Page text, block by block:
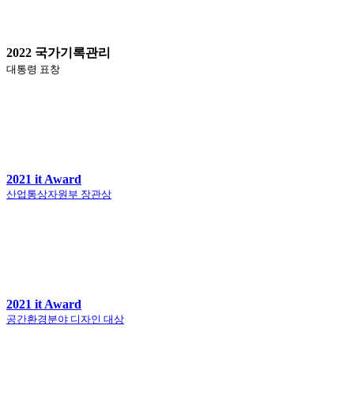
2022 국가기록관리
대통령 표창
2021 it Award
산업통상자원부 장관상
2021 it Award
공간환경분야 디자인 대상